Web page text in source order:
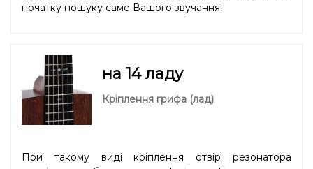
початку пошуку саме Вашого звучання.
на 14 ладу
Кріплення грифа (лад)
При такому виді кріплення отвір резонатора